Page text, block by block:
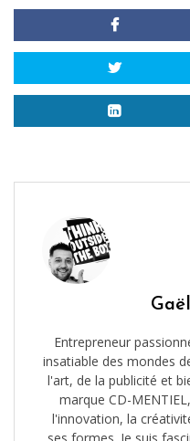
Entrepreneur
insatiable des mondes
l'art, de la publicité et
marque CD-
l'innovation, la